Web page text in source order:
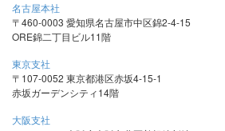
名古屋本社
〒460-0003 愛知県名古屋市中区錦2-4-15
ORE錦二丁目ビル11階
東京支社
〒107-0052 東京都港区赤坂4-15-1
赤坂ガーデンシティ14階
大阪支社